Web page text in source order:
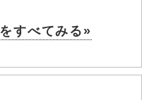
をすべてみる»